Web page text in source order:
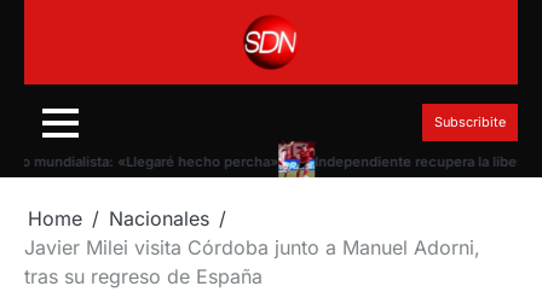
Subscribite
«Llegaré hecho percha» Independiente recupera la libertad de
Home
Nacionales
Javier Milei visita Córdoba junto a Manuel Adorni,
tras su regreso de España